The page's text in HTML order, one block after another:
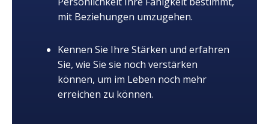
mit Beziehungen umzugehen.
Kennen Sie Ihre Stärken und erfahren
Sie, wie Sie sie noch verstärken
können, um im Leben noch mehr
erreichen zu können.